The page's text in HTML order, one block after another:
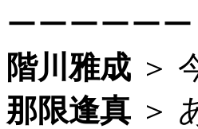
ーーーーー
階川雅成 ＞
那限逢真 ＞